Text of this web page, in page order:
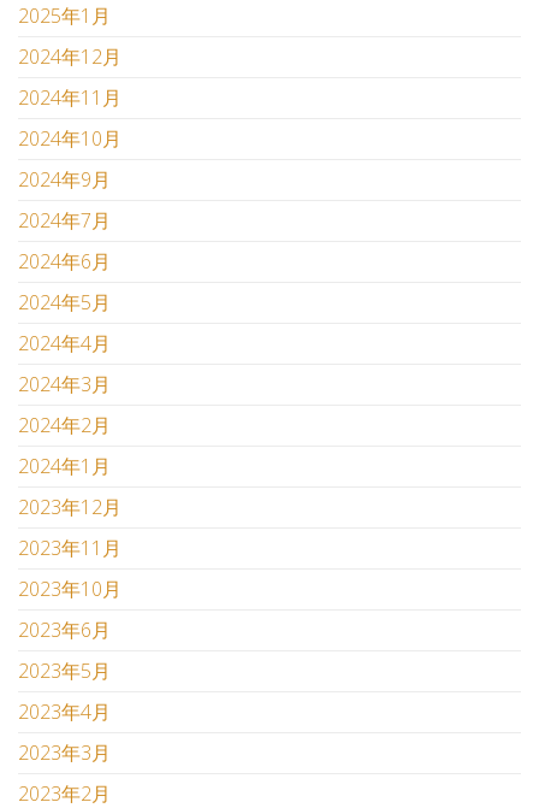
2025年1月
2024年12月
2024年11月
2024年10月
2024年9月
2024年7月
2024年6月
2024年5月
2024年4月
2024年3月
2024年2月
2024年1月
2023年12月
2023年11月
2023年10月
2023年6月
2023年5月
2023年4月
2023年3月
2023年2月